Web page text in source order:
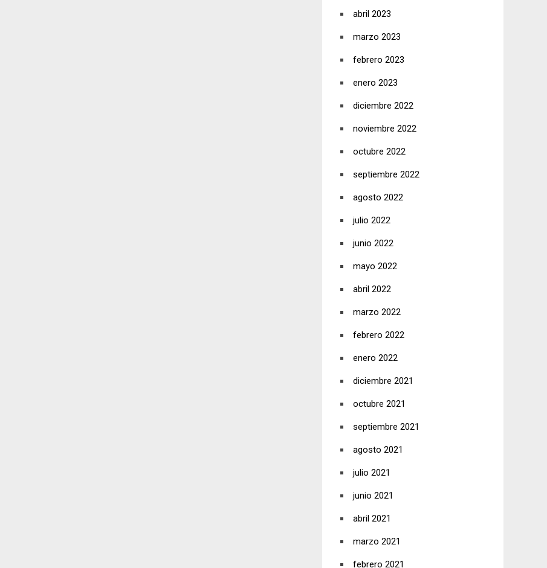
abril 2023
marzo 2023
febrero 2023
enero 2023
diciembre 2022
noviembre 2022
octubre 2022
septiembre 2022
agosto 2022
julio 2022
junio 2022
mayo 2022
abril 2022
marzo 2022
febrero 2022
enero 2022
diciembre 2021
octubre 2021
septiembre 2021
agosto 2021
julio 2021
junio 2021
abril 2021
marzo 2021
febrero 2021